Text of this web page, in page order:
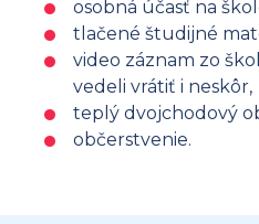
osobná účasť na
tlačené študijné
video záznam zo
vedeli vrátiť i neskôr,
teplý dvojchodový
občerstvenie.